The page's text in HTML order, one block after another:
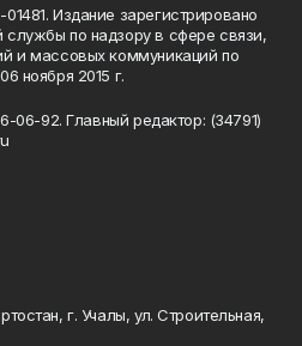
Издание зарегистрировано
по надзору в сфере связи,
и массовых коммуникаций по
ноября 2015 г.
06-92. Главный редактор: (34791)
г. Учалы, ул. Строительная,